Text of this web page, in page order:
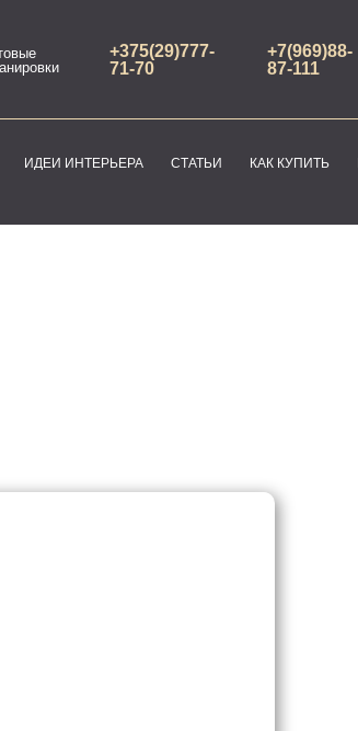
+375(29)777-
71-70
+7(969)88-
87-111
ИДЕИ ИНТЕРЬЕРА СТАТЬИ КАК КУПИТЬ